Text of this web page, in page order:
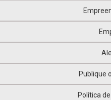
Publique
Política